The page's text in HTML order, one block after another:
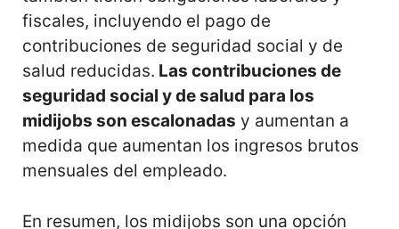
fiscales, incluyendo el pago de
contribuciones de seguridad social y de
salud reducidas. Las contribuciones de
seguridad social y de salud para los
midijobs son escalonadas y aumentan a
medida que aumentan los ingresos brutos
mensuales del empleado.
En resumen, los midijobs son una opción